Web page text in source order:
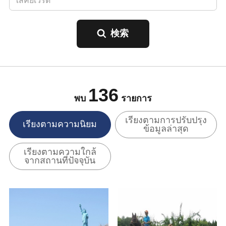
พบ 136 รายการ
เรียงตามความนิยม
เรียงตามการปรับปรุง
ข้อมูลล่าสุด
เรียงตามความใกล้
จากสถานที่ปัจจุบัน